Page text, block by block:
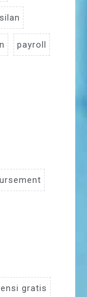
payroll
gratis